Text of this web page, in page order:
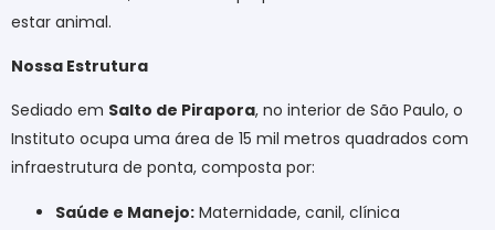
estar animal.
Nossa Estrutura
Sediado em Salto de Pirapora, no interior de São Paulo, o
Instituto ocupa uma área de 15 mil metros quadrados com
infraestrutura de ponta, composta por:
Saúde e Manejo: Maternidade, canil, clínica